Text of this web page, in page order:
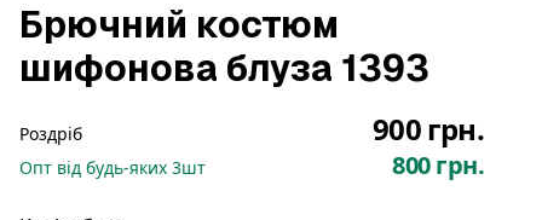
Брючний костюм
шифонова блуза 1393
Роздріб 900 грн.
Опт від будь-яких 3шт 800 грн.